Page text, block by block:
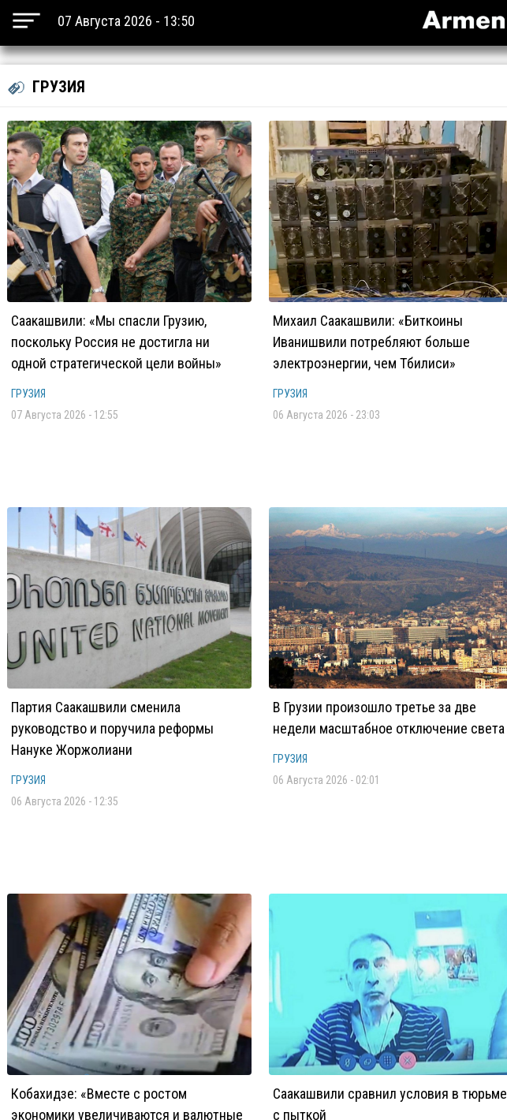
07 Августа 2026 - 13:50
ГРУЗИЯ
Саакашвили: «Мы спасли Грузию,
поскольку Россия не достигла ни
одной стратегической цели войны»
ГРУЗИЯ
07 Августа 2026 - 12:55
Михаил Саакашвили: «Биткоины
Иванишвили потребляют больше
электроэнергии, чем Тбилиси»
ГРУЗИЯ
06 Августа 2026 - 23:03
Партия Саакашвили сменила
руководство и поручила реформы
Нануке Жоржолиани
ГРУЗИЯ
06 Августа 2026 - 12:35
В Грузии произошло третье за две
недели масштабное отключение света
ГРУЗИЯ
06 Августа 2026 - 02:01
Кобахидзе: «Вместе с ростом
экономики увеличиваются и валютные
Саакашвили сравнил условия в тюрьме
с пыткой